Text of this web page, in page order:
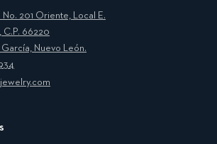
missing:
es.general.social.links.linkedin
201 Oriente, Local E.
C.P. 66220
Nuevo León.